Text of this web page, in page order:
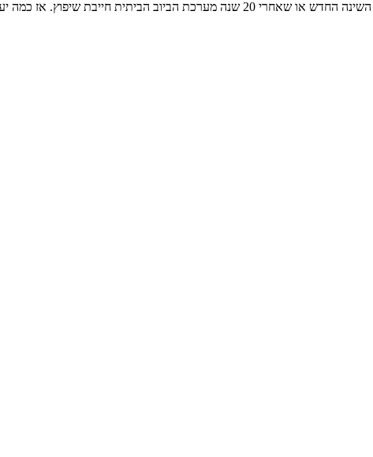
יעלה לכם לרענן את הצינורות בבית? מדריך